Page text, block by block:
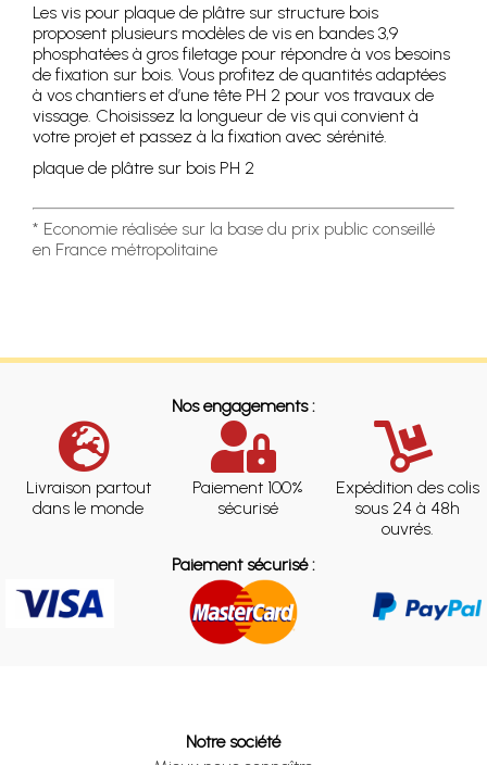
Les vis pour plaque de plâtre sur structure bois
proposent plusieurs modèles de vis en bandes 3,9
phosphatées à gros filetage pour répondre à vos besoins
de fixation sur bois. Vous profitez de quantités adaptées
à vos chantiers et d’une tête PH 2 pour vos travaux de
vissage. Choisissez la longueur de vis qui convient à
votre projet et passez à la fixation avec sérénité.
plaque de plâtre sur bois PH 2
* Economie réalisée sur la base du prix public conseillé
en France métropolitaine
Nos engagements :
Livraison partout
dans le monde
Paiement 100%
sécurisé
Expédition des colis
sous 24 à 48h
ouvrés.
Paiement sécurisé :
Notre société